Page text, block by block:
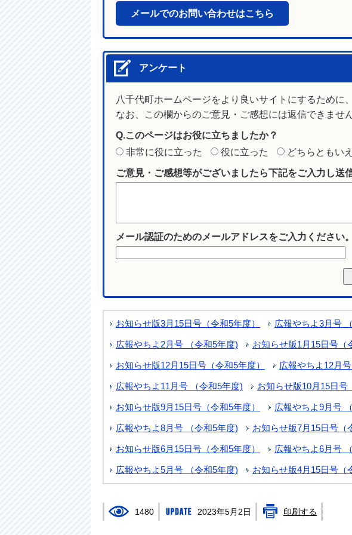
メールでのお問い合わせはこちら
アンケート
八千代町ホームページをより良いサイトにするため
なお、この欄からのご意見・ご感想には返信できませ
Q.このページはお役に立ちましたか？
非常に役に立った
役に立った どちらともい
ご意見・ご感想等がございましたら下記をご入力し送
メール認証のためのメールアドレスをご入力ください。
お知らせ版3月15日号（令和5年度） 広報やちよ3月号
広報やちよ2月号 （令和5年度) お知らせ版1月15日号（
お知らせ版12月15日号（令和5年度） 広報やちよ12月
広報やちよ11月号 （令和5年度) お知らせ版10月15日号
お知らせ版9月15日号（令和5年度） 広報やちよ9月号
広報やちよ8月号 （令和5年度) お知らせ版7月15日号（
お知らせ版6月15日号（令和5年度） 広報やちよ6月号
広報やちよ5月号 （令和5年度) お知らせ版4月15日号（
1480 2023年5月2日 印刷する